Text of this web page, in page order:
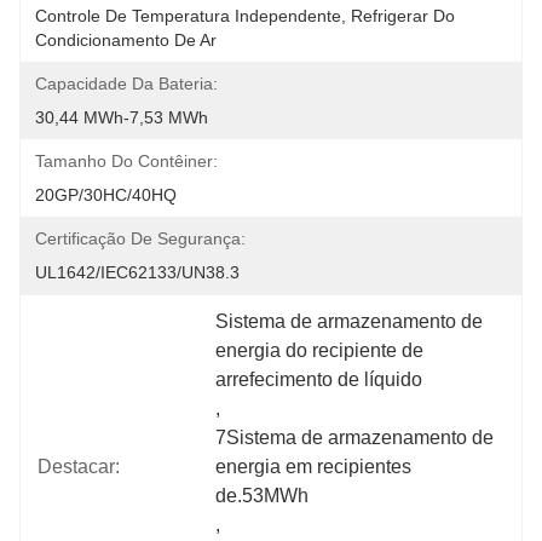
Controle De Temperatura Independente, Refrigerar Do
Condicionamento De Ar
Capacidade Da Bateria:
30,44 MWh-7,53 MWh
Tamanho Do Contêiner:
20GP/30HC/40HQ
Certificação De Segurança:
UL1642/IEC62133/UN38.3
Destacar:
Sistema de armazenamento de
energia do recipiente de
arrefecimento de líquido
,
7Sistema de armazenamento de
energia em recipientes
de.53MWh
,